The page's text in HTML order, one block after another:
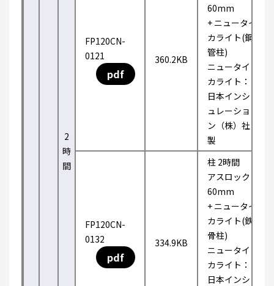
2
時
間
FP120CN-
0121
pdf
360.2KB
60mm
+ ニュータイ
カライト(鋼
管柱)
ニュータイ
カライト：
日本インシ
ュレーショ
ン（株）社
製
FP120CN-
0132
pdf
334.9KB
柱 2時間
アスロック
60mm
+ ニュータイ
カライト(鉄
骨柱)
ニュータイ
カライト：
日本インシ